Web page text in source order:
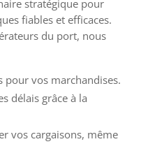
stratégique pour
fiables et efficaces.
du port, nous
pour vos marchandises.
délais grâce à la
vos cargaisons, même